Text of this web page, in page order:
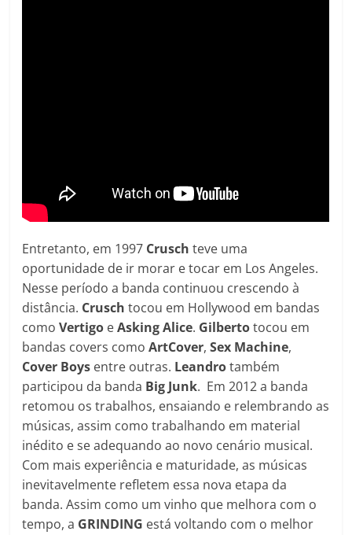
Entretanto, em 1997 Cruschteve uma
oportunidade de ir morar e tocar em Los Angeles.
Nesse período a banda continuou crescendo à
distância. Cruschtocou em Hollywood em bandas
comoVertigo eAsking Alice. Gilbertotocou em
bandas covers comoArtCover,Sex Machine,
Cover Boys entre outras. Leandrotambém
participou da banda Big Junk. Em 2012 a banda
retomou os trabalhos, ensaiando e relembrando as
músicas, assim como trabalhando em material
inédito e se adequando ao novo cenário musical.
Com mais experiência e maturidade, as músicas
inevitavelmente refletem essa nova etapa da
banda. Assim como um vinho que melhora com o
tempo, a GRINDING está voltando com o melhor